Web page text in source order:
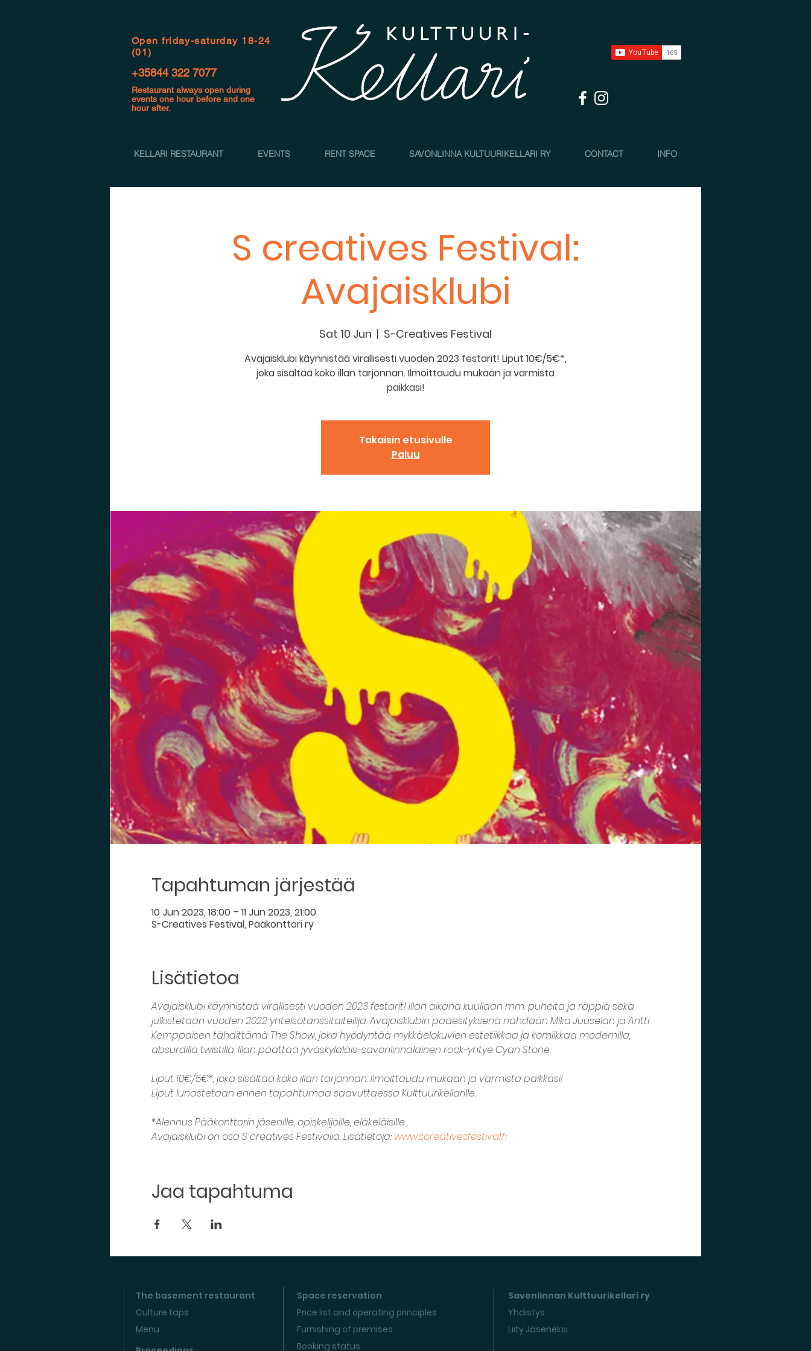
Open friday-saturday 18-24
(01)
+35844 322 7077
Restaurant always open during
events one hour before and one
hour after.
KELLARI RESTAURANT EVENTS RENT SPACE SAVONLINNA KULTUURIKELLARI RY CONTACT INFO
S creatives Festival:
Avajaisklubi
Sat 10 Jun
  |
S-Creatives Festival
Avajaisklubi käynnistää virallisesti vuoden 2023 festarit! Liput 10€/5€*,
joka sisältää koko illan tarjonnan. Ilmoittaudu mukaan ja varmista
paikkasi!
Takaisin etusivulle
Paluu
Tapahtuman järjestää
10 Jun 2023, 18:00 – 11 Jun 2023, 21:00
S-Creatives Festival, Pääkonttori ry
Lisätietoa
Avajaisklubi käynnistää virallisesti vuoden 2023 festarit! Illan aikana kuullaan mm. puheita ja räppiä sekä
julkistetaan vuoden 2022 yhteisötanssitaiteilija. Avajaisklubin pääesityksenä nähdään Mika Juuselan ja Antti
Kemppaisen tähdittämä The Show, joka hyödyntää mykkäelokuvien estetiikkaa ja komiikkaa modernilla,
absurdilla twistillä. Illan päättää jyväskyläläis-savonlinnalainen rock-yhtye Cyan Stone.
Liput 10€/5€*, joka sisältää koko illan tarjonnan. Ilmoittaudu mukaan ja varmista paikkasi!
Liput lunastetaan ennen tapahtumaa saavuttaessa Kulttuurikellarille.
*Alennus Pääkonttorin jäsenille, opiskelijoille, eläkeläisille
Avajaisklubi on osa S creatives Festivalia. Lisätietoja: www.screativesfestival.fi
Jaa tapahtuma
The basement restaurant
Culture taps
Menu
Space reservation
Price list and operating principles
Furnishing of premises
Booking status
Savonlinnan Kulttuurikellari ry
Yhdistys
Liity Jäseneksi